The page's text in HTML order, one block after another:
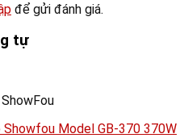
để gửi đánh giá.
tự
Model GB-370 370W